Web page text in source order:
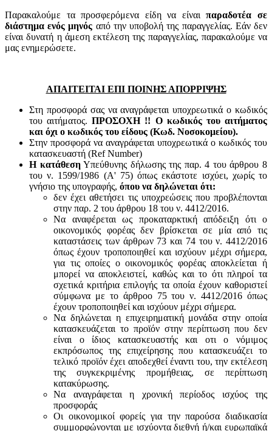
Παρακαλούμε τα προσφερόμενα είδη να είναιπαραδοτέα σε
διάστημα ενός μηνός από την υποβολή της παραγγελίας. Εάν δεν
είναι δυνατή η άμεση εκτέλεση της παραγγελίας, παρακαλούμε να
μας ενημερώσετε.
ΑΠΑΙΤΕΙΤΑΙ ΕΠΙ ΠΟΙΝΗΣ ΑΠΟΡΡΙΨΗΣ
Στη προσφορά σας να αναγράφεται υποχρεωτικά ο κωδικός
του αιτήματος.ΠΡΟΣΟΧΗ !! Ο κωδικός του αιτήματος
και όχι ο κωδικός του είδους (Κωδ. Νοσοκομείου).
Στην προσφορά να αναγράφεται υποχρεωτικά ο κωδικός του
κατασκευαστή (Ref Number)
Η κατάθεσηΥπεύθυνης δήλωσης της παρ. 4 του άρθρου 8
του ν. 1599/1986 (Α' 75) όπως εκάστοτε ισχύει, χωρίς το
γνήσιο της υπογραφής, όπου να δηλώνεται ότι:
δεν έχει αθετήσει τις υποχρεώσεις που προβλέπονται
στην παρ. 2 του άρθρου 18 του ν. 4412/2016.
Να αναφέρεται ως προκαταρκτική απόδειξη ότι ο
οικονομικός φορέας δεν βρίσκεται σε μία από τις
καταστάσεις των άρθρων 73 και 74 του ν. 4412/2016
όπως έχουν τροποποιηθεί και ισχύουν μέχρι σήμερα,
για τις οποίες ο οικονομικός φορέας αποκλείεται ή
μπορεί να αποκλειστεί, καθώς και το ότι πληροί τα
σχετικά κριτήρια επιλογής τα οποία έχουν καθοριστεί
σύμφωνα με τo άρθροo 75 του ν. 4412/2016 όπως
έχουν τροποποιηθεί και ισχύουν μέχρι σήμερα.
Να δηλώνεται η επιχειρηματική μονάδα στην οποία
κατασκευάζεται το προϊόν στην περίπτωση που δεν
είναι ο ίδιος κατασκευαστής και oτι ο νόμιμος
εκπρόσωπος της επιχείρησης που κατασκευάζει το
τελικό προϊόν έχει αποδεχθεί έναντι του, την εκτέλεση
της συγκεκριμένης προμήθειας, σε περίπτωση
κατακύρωσης.
Να αναγράφεται η χρονική περίοδος ισχύος της
προσφοράς
Οι οικονομικοί φορείς για την παρούσα διαδικασία
συμμορφώνονται με ισχύοντα διεθνή ή/και ευρωπαϊκά